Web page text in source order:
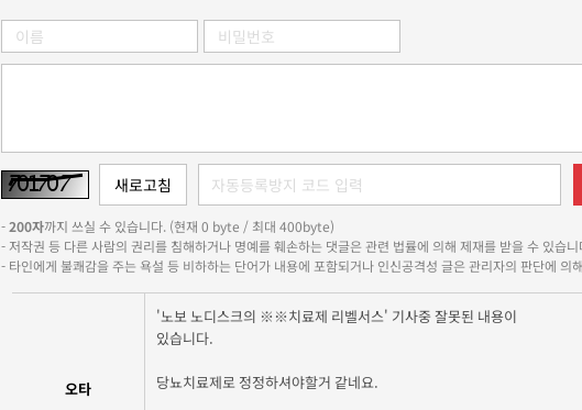
-200자까지 쓰실 수 있습니다. (현재 0 byte / 최대 400byte)
- 저작권 등 다른 사람의 권리를 침해하거나 명예를 훼손하는 댓글은 관련 법률에 의해 제재를 받을 수 있습니
- 타인에게 불쾌감을 주는 욕설 등 비하하는 단어가 내용에 포함되거나 인신공격성 글은 관리자의 판단에 의
오타
'노보 노디스크의 ※※치료제 리벨서스' 기사중 잘못된 내용이
있습니다.
당뇨치료제로 정정하셔야할거 같네요.